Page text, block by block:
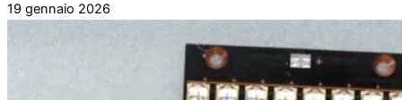
19 gennaio 2026